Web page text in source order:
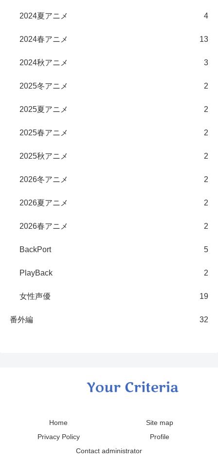
2024夏アニメ 4
2024春アニメ 13
2024秋アニメ 3
2025冬アニメ 2
2025夏アニメ 2
2025春アニメ 2
2025秋アニメ 2
2026冬アニメ 2
2026夏アニメ 2
2026春アニメ 2
BackPort 5
PlayBack 2
女性声優 19
番外編 32
Home
Site map
Privacy Policy
Profile
Contact administrator